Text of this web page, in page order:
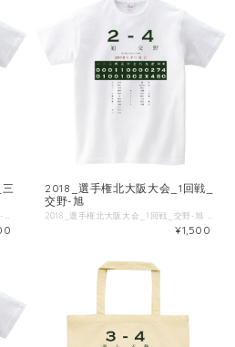
2018_選手権北大阪大会_1回戦_
交野-旭
¥1,500